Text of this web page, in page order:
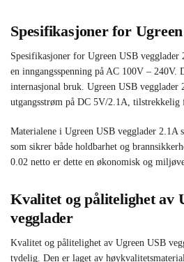
Spesifikasjoner for
Spesifikasjoner for Ugreen USB
en inngangsspenning på AC 100V – 240V.
internasjonal bruk. Ugreen USB vegglader
utgangsstrøm på DC 5V/2.1A, tilstrekkelig
Materialene i Ugreen USB vegglader 2.1A
som sikrer både holdbarhet og
0.02 netto er dette en økonomisk og
Kvalitet og pålitelighet av
vegglader
Kvalitet og pålitelighet av Ugreen USB
tydelig. Den er laget av